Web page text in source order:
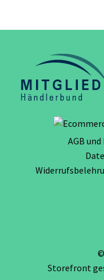
AGB
Storefront